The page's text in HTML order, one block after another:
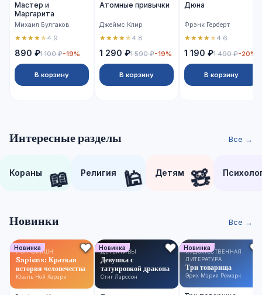
Мастер и
Маргарита
Михаил Булгаков
★★★★★4.9
890 ₽1 100 ₽-19%
В корзину
Атомные привычки
Джеймс Клир
★★★★★4.8
1 290 ₽1 590 ₽-19%
В корзину
Дюна
Фрэнк Герберт
★★★★★4.6
1 190 ₽1 490 ₽-20%
В корзину
Интересные разделы Все →
Кораны 📖 Религия 🕌 Детям 🧸
Новинки Все →
Новинка
НОН-ФИКШН
Sapiens: Краткая
история человечества
Юваль Ной Харари
Новинка
ДЕТЕКТИВЫ
Девушка с
татуировкой дракона
Стиг Ларссон
Новинка
ХУДОЖЕСТВЕННАЯ
ЛИТЕРАТУРА
Три товарища
Эрих Мария Ремарк